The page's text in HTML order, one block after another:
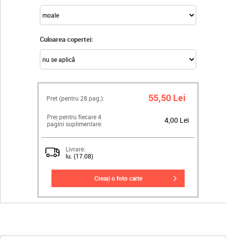
Culoarea copertei:
Pret (pentru 28 pag.): 55,50 Lei
Preț pentru fiecare 4
pagini suplimentare:
4,00 Lei
Livrare:
lu. (17.08)
creați o foto carte